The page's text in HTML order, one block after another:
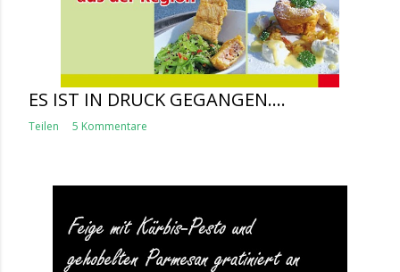
ES IST IN DRUCK GEGANGEN....
Teilen 5 Kommentare